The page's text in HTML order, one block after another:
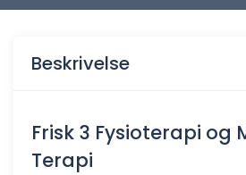
Beskrivelse
Frisk 3 Fysioterapi og
Terapi